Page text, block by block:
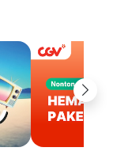
Next